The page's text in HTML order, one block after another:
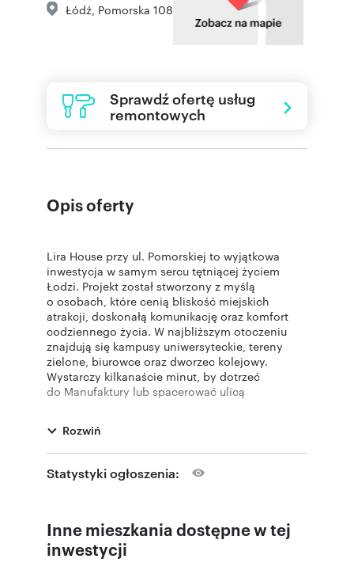
Łódź Pomorska 108
Sprawdź ofertę usług
remontowych
Opis oferty
Lira House przy ul. Pomorskiej to wyjątkowa
inwestycja w samym sercu tętniącej życiem
Łodzi. Projekt został stworzony z myślą
o osobach, które cenią bliskość miejskich
atrakcji, doskonałą komunikację oraz komfort
codziennego życia. W najbliższym otoczeniu
znajdują się kampusy uniwersyteckie, tereny
zielone, biurowce oraz dworzec kolejowy.
Wystarczy kilkanaście minut, by dotrzeć
do Manufaktury lub spacerować ulicą
W ramach inwestycji powstanie nowoczesny
apartamentowiec o wysokim standardzie,
z wewnętrznym dziedzińcem, strefami
strefą fitness przeznaczoną dla mieszkańców.
Budynek będzie liczył od 4 do 8 pięter, a w jego
strukturze zaplanowano 371 komfortowych
Rozwiń
Statystyki ogłoszenia:
Inne mieszkania dostępne w tej
inwestycji